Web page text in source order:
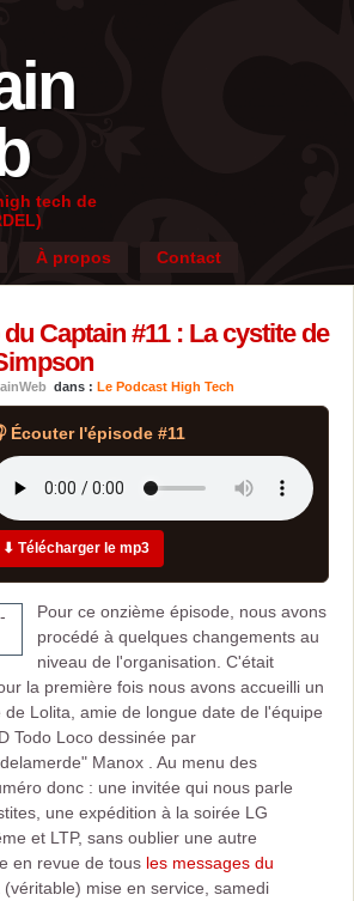
tech de
À propos Contact
du Captain #11 : La cystite de
dans : Le Podcast High Tech
Écouter l'épisode #11
⬇ Télécharger le mp3
Pour ce onzième épisode, nous avons
procédé à quelques changements au
niveau de l'organisation. C'était
la première fois nous avons accueilli un
Lolita, amie de longue date de l'équipe
Todo Loco dessinée par
Manox . Au menu des
donc : une invitée qui nous parle
une expédition à la soirée LG
et LTP, sans oublier une autre
en revue de tous les messages du
(véritable) mise en service, samedi